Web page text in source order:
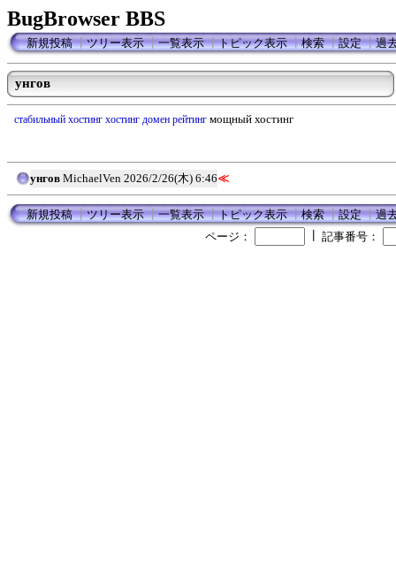
BugBrowser BBS
新規投稿┃ツリー表示┃一覧表示┃トピック表示┃検索┃設定┃過
yнгов
стабильный хостинг хостинг домен рейтинг мощный хостинг
yнгов MichaelVen 2026/2/26(木) 6:46≪
新規投稿┃ツリー表示┃一覧表示┃トピック表示┃検索┃設定┃過
ページ：
記事番号：